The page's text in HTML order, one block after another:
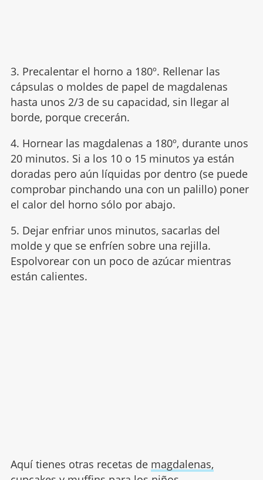
3. Precalentar el horno a 180º. Rellenar las
cápsulas o moldes de papel de magdalenas
hasta unos 2/3 de su capacidad, sin llegar al
borde, porque crecerán.
4. Hornear las magdalenas a 180º, durante unos
20 minutos. Si a los 10 o 15 minutos ya están
doradas pero aún líquidas por dentro (se puede
comprobar pinchando una con un palillo) poner
el calor del horno sólo por abajo.
5. Dejar enfriar unos minutos, sacarlas del
molde y que se enfríen sobre una rejilla.
Espolvorear con un poco de azúcar mientras
están calientes.
Aquí tienes otras recetas de magdalenas,